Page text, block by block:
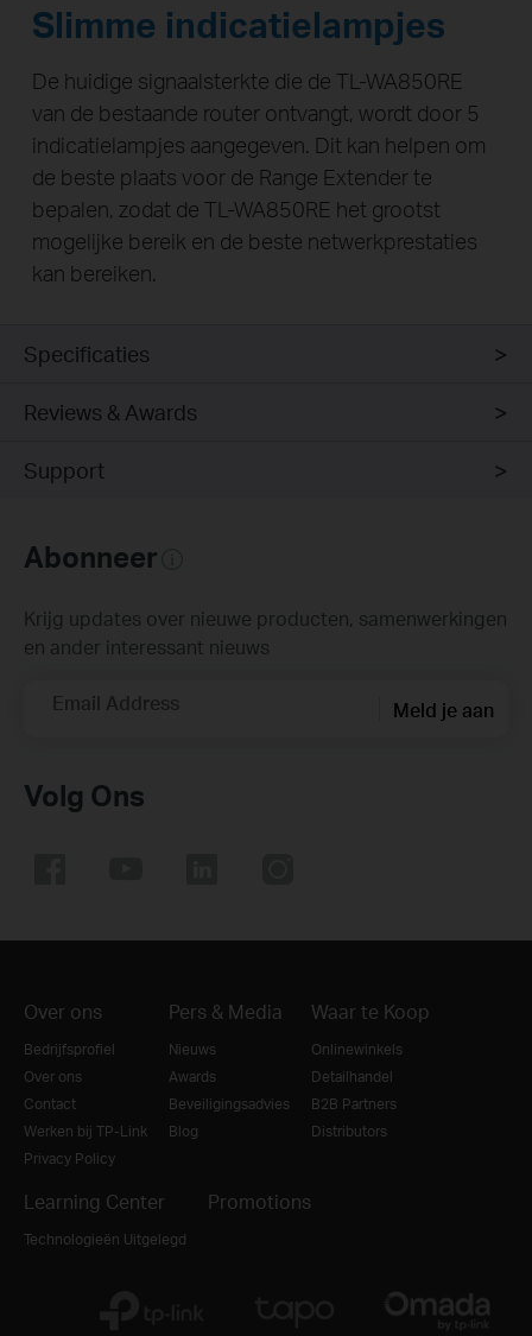
Slimme indicatielampjes
De huidige signaalsterkte die de TL-WA850RE
van de bestaande router ontvangt, wordt door 5
indicatielampjes aangegeven. Dit kan helpen om
de beste plaats voor de Range Extender te
bepalen, zodat de TL-WA850RE het grootst
mogelijke bereik en de beste netwerkprestaties
kan bereiken.
Specificaties
Reviews & Awards
Support
Abonneer
Krijg updates over nieuwe producten, samenwerkingen
en ander interessant nieuws
Email Address Meld je aan
Volg Ons
Over ons
Bedrijfsprofiel
Over ons
Contact
Werken bij TP-Link
Privacy Policy
Pers & Media
Nieuws
Awards
Beveiligingsadvies
Blog
Waar te Koop
Onlinewinkels
Detailhandel
B2B Partners
Distributors
Learning Center
Technologieën Uitgelegd
Promotions